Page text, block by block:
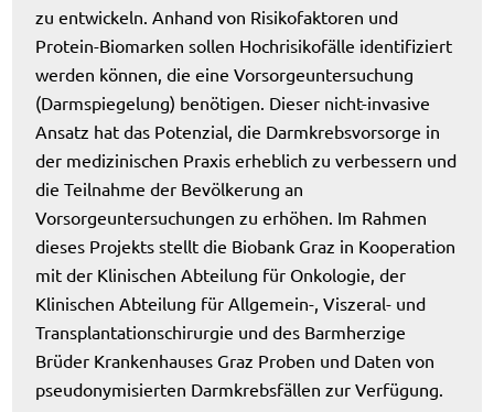
zu entwickeln. Anhand von Risikofaktoren und
Protein-Biomarken sollen Hochrisikofälle identifiziert
werden können, die eine Vorsorgeuntersuchung
(Darmspiegelung) benötigen. Dieser nicht-invasive
Ansatz hat das Potenzial, die Darmkrebsvorsorge in
der medizinischen Praxis erheblich zu verbessern und
die Teilnahme der Bevölkerung an
Vorsorgeuntersuchungen zu erhöhen. Im Rahmen
dieses Projekts stellt die Biobank Graz in Kooperation
mit der Klinischen Abteilung für Onkologie, der
Klinischen Abteilung für Allgemein-, Viszeral- und
Transplantationschirurgie und des Barmherzige
Brüder Krankenhauses Graz Proben und Daten von
pseudonymisierten Darmkrebsfällen zur Verfügung.